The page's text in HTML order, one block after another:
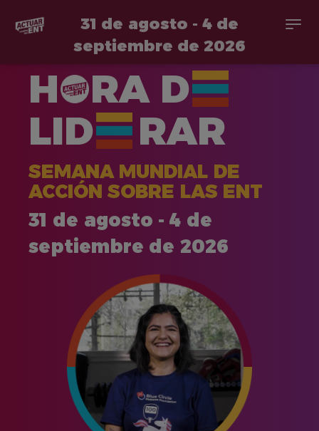
contenido
31 de agosto - 4 de
septiembre de 2026
H RA D
LID
RAR
SEMANA MUNDIAL DE
ACCIÓN SOBRE LAS ENT
31 de agosto - 4 de
septiembre de 2026